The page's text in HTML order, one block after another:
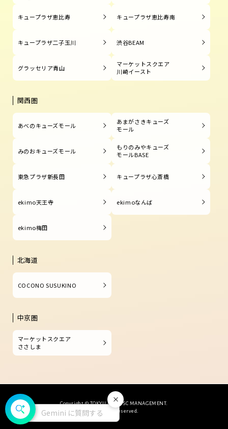
Gemini に質問する
閉じる
キュープラザ恵比寿 キュープラザ恵比寿南
キュープラザ二子玉川 渋谷BEAM
グラッセリア青山
マーケットスクエア
川崎イースト
関西圏
あべのキューズモール
あまがさきキューズ
モール
みのおキューズモール
もりのみやキューズ
モールBASE
東急プラザ新長田 キュープラザ心斎橋
ekimo天王寺 ekimoなんば
ekimo梅田
北海道
COCONO SUSUKINO
中京圏
マーケットスクエア
ささしま
Copyright © TOKYU LAND SC MANAGEMENT.
All Rights Reserved.